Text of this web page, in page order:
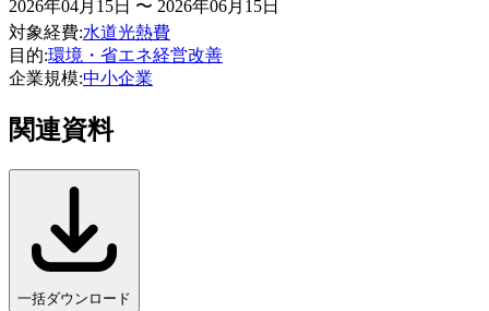
2026年04月15日 〜 2026年06月15日
対象経費:水道光熱費
目的:環境・省エネ経営改善
企業規模:中小企業
関連資料
一括ダウンロード